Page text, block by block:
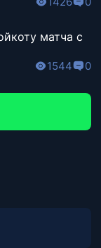
матча с
1544 0